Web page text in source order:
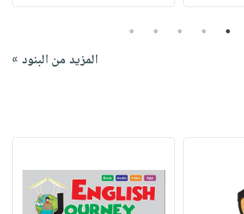
1
2
3
4
5
المزيد من البنود »